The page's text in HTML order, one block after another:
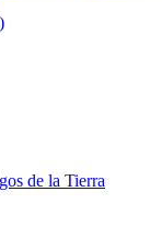
de la Tierra